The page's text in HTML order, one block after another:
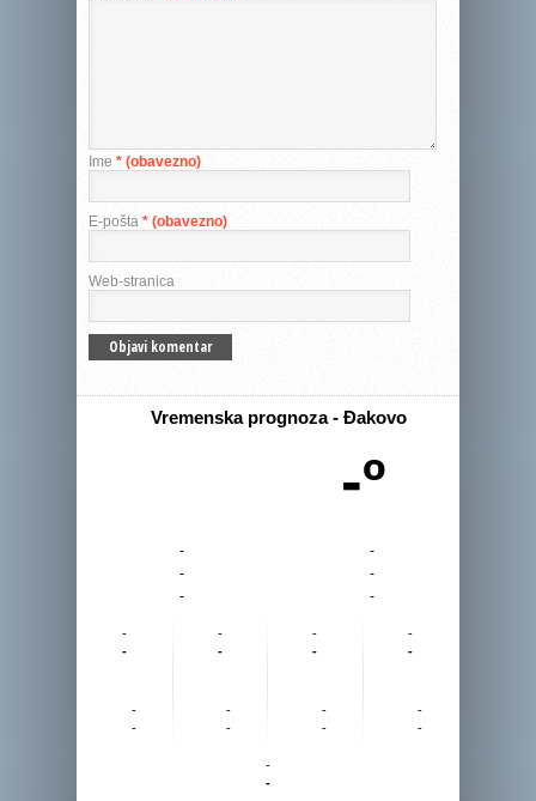
Ime * (obavezno)
E-pošta * (obavezno)
Web-stranica
Vremenska prognoza - Đakovo
-º
-
-
-
-
-
-
-
-
-
-
-
-
-
-
-
-
-
-
-
-
-
-
-
-